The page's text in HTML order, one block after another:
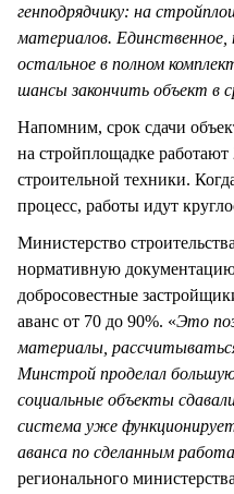
генподрядчику: на
материалов. Единственное,
остальное в полном
шансы закончить объект в
Напомним, срок сдачи
на стройплощадке работают
строительной техники.
процесс, работы идут
Министерство
нормативную
добросовестные
аванс от 70 до 90%. «Это
материалы,
Минстрой проделал
социальные объекты
система уже
аванса по сделанным
регионального